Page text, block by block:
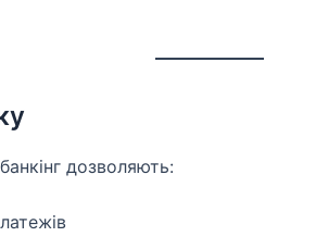
дозволяють: